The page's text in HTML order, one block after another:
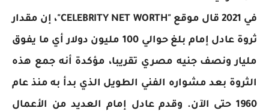
في 2021 قال موقع "CELEBRITY NET WORTH"، إن مقدار
ثروة عادل إمام بلغ حوالي 100 مليون دولار أي ما يفوق
مليار ونصف جنيه مصري تقريبا، مؤكدة أنه جمع هذه
الثروة بعد مشواره الفني الطويل الذي بدأ به منذ عام
1960 حتى الآن. وقدم عادل إمام العديد من الأعمال